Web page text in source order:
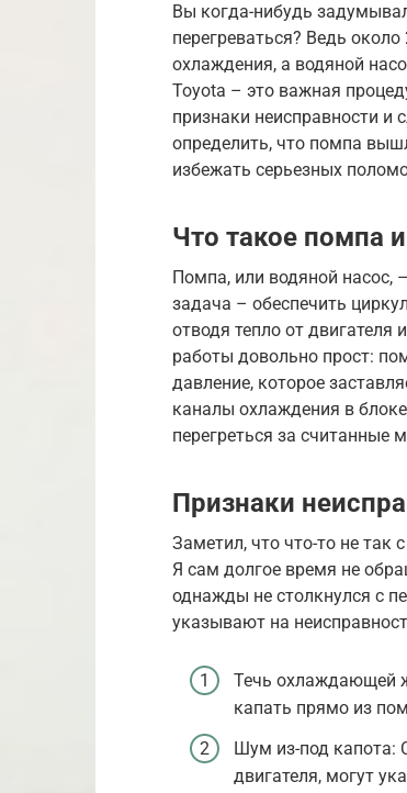
Вы когда-нибудь
перегреваться? Ведь
охлаждения, а водяной
Toyota – это важная
признаки неисправности и
определить, что помпа
избежать серьезных
Что такое помпа
Помпа, или водяной насос,
задача – обеспечить
отводя тепло от
работы довольно прост:
давление, которое
каналы охлаждения в
перегреться за считанные
Признаки
Заметил, что что-то не так
Я сам долгое время не
однажды не столкнулся с
указывают на
Течь охлаждающей
капать прямо из
Шум из-под капота:
двигателя, могут